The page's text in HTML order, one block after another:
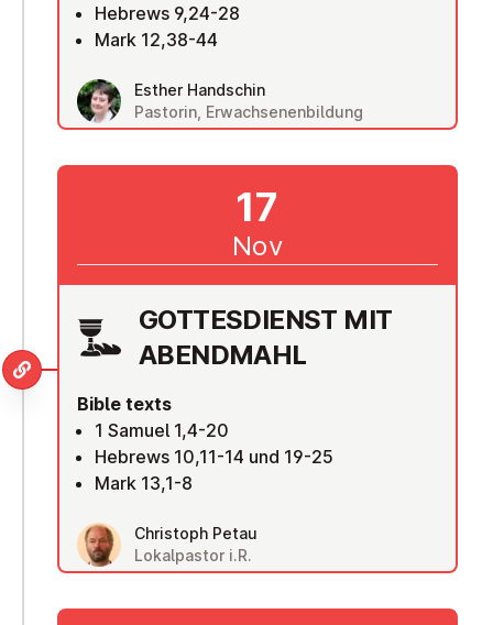
Hebrews 9,24-28
Mark 12,38-44
Esther Handschin
Pastorin, Erwachsenenbildung
GOTTES­DI­ENST MIT
ABENDMAHL
Bible texts
1 Samuel 1,4-20
Hebrews 10,11-14 und 19-25
Mark 13,1-8
Christoph Petau
Lokalpastor i.R.
17
Nov